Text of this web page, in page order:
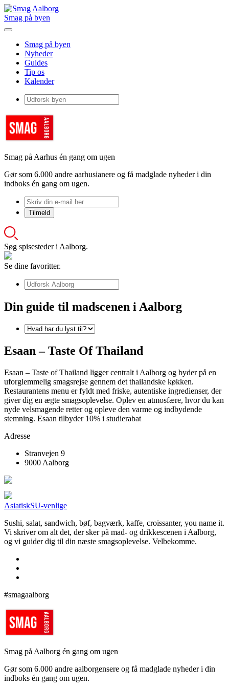
Smag på byen
Smag på byen
Nyheder
Guides
Tip os
Kalender
Smag på Aarhus én gang om ugen
Gør som 6.000 andre aarhusianere og få madglade nyheder i din
indboks én gang om ugen.
Søg spisesteder i Aalborg.
Se dine favoritter.
Din guide til madscenen i Aalborg
Esaan – Taste Of Thailand
Esaan – Taste of Thailand ligger centralt i Aalborg og byder på en
uforglemmelig smagsrejse gennem det thailandske køkken.
Restaurantens menu er fyldt med friske, autentiske ingredienser, der
giver dig en ægte smagsoplevelse. Oplev en atmosfære, hvor du kan
nyde velsmagende retter og opleve den varme og indbydende
stemning. Esaan tilbyder 10% i studierabat
Adresse
Stranvejen 9
9000 Aalborg
AsiatiskSU-venlige
Sushi, salat, sandwich, bøf, bagværk, kaffe, croissanter, you name it.
Vi skriver om alt det, der sker på mad- og drikkescenen i Aalborg,
og vi guider dig til din næste smagsoplevelse. Velbekomme.
#smagaalborg
Smag på Aalborg én gang om ugen
Gør som 6.000 andre aalborgensere og få madglade nyheder i din
indboks én gang om ugen.